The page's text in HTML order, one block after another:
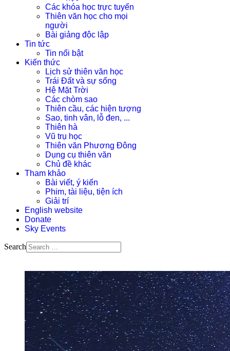
Các khóa học trực tuyến
Thiên văn học cho mọi
người
Bài giảng độc lập
Tin tức
Tin nổi bật
Kiến thức
Lịch sử thiên văn học
Trái Đất và sự sống
Hệ Mặt Trời
Các chòm sao
Thiên cầu, các hiện tượng
Sao, tinh vân, lỗ đen, ...
Thiên hà
Vũ trụ học
Thiên văn Phương Đông
Dụng cụ thiên văn
Chủ đề khác
Tham khảo
Bài viết, ý kiến
Phim, tài liệu, tiện ích
Giải trí
English website
Donate
Sky Events
Search